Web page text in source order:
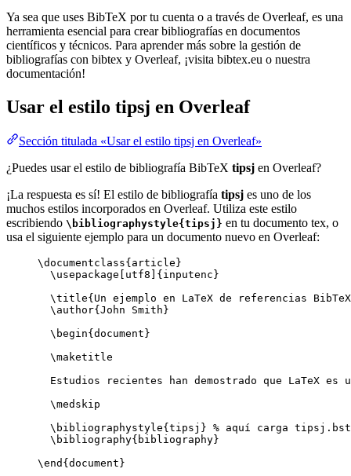
Ya sea que uses BibTeX por tu cuenta o a través de Overleaf, es una
herramienta esencial para crear bibliografías en documentos
científicos y técnicos. Para aprender más sobre la gestión de
bibliografías con bibtex y Overleaf, ¡visita bibtex.eu o nuestra
documentación!
Usar el estilo tipsj en Overleaf
Sección titulada «Usar el estilo tipsj en Overleaf»
¿Puedes usar el estilo de bibliografía BibTeX tipsj en Overleaf?
¡La respuesta es sí! El estilo de bibliografía tipsj es uno de los
muchos estilos incorporados en Overleaf. Utiliza este estilo
escribiendo \bibliographystyle{tipsj} en tu documento tex, o
usa el siguiente ejemplo para un documento nuevo en Overleaf:
\documentclass{ article }
\usepackage
utf8 ]{ inputenc }
\title{Un ejemplo en LaTeX de referencias
\author{John Smith}
\begin{ document }
\maketitle
Estudios recientes han demostrado que LaTeX
\medskip
\bibliographystyle{tipsj} % aquí carga tipsj.bst
\bibliography{bibliography}
\end { document }